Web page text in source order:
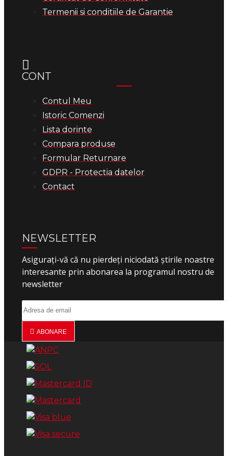
Termenii si conditiile de Garantie
CONT
Contul Meu
Istoric Comenzi
Lista dorinte
Compara produse
Formular Returnare
GDPR - Protectia datelor
Contact
NEWSLETTER
Asigurați-vă că nu pierdeți niciodată știrile noastre
interesante prin abonarea la programul nostru de
newsletter
ABONARE